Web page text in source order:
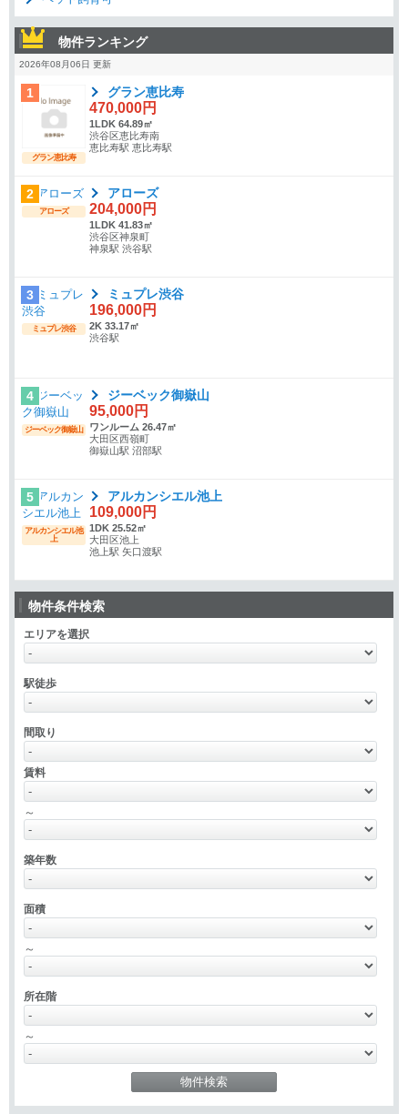
物件ランキング
2026年08月06日 更新
1
グラン恵比寿
グラン恵比寿
470,000円
1LDK 64.89㎡
渋谷区恵比寿南
恵比寿駅 恵比寿駅
2
アローズ
アローズ
204,000円
1LDK 41.83㎡
渋谷区神泉町
神泉駅 渋谷駅
3
ミュプレ渋谷
ミュプレ渋谷
196,000円
2K 33.17㎡
渋谷駅
4
ジーベック御嶽山
ジーベック御嶽山
95,000円
ワンルーム 26.47㎡
大田区西嶺町
御嶽山駅 沼部駅
5
アルカンシエル池
上
アルカンシエル池上
109,000円
1DK 25.52㎡
大田区池上
池上駅 矢口渡駅
物件条件検索
エリアを選択
駅徒歩
間取り
賃料
～
築年数
面積
～
所在階
～